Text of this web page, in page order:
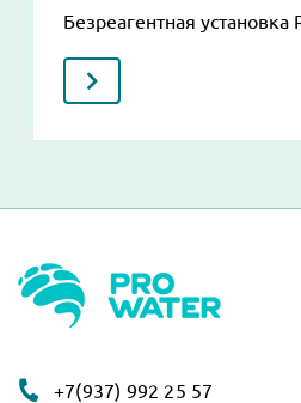
Безреагентная установка
+7(937) 992 25 57